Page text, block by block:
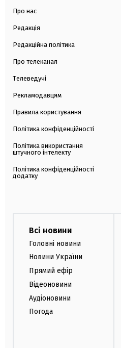
Про нас
Редакція
Редакційна політика
Про телеканал
Телеведучі
Рекламодавцям
Правила користування
Політика конфіденційності
Політика використання
штучного інтелекту
Політика конфіденційності
додатку
Всі новини
Головні новини
Новини України
Прямий ефір
Відеоновини
Аудіоновини
Погода